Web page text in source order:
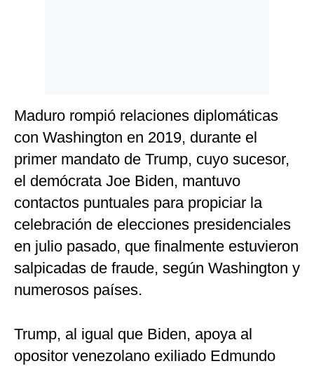
Maduro rompió relaciones diplomáticas
con Washington en 2019, durante el
primer mandato de Trump, cuyo sucesor,
el demócrata Joe Biden, mantuvo
contactos puntuales para propiciar la
celebración de elecciones presidenciales
en julio pasado, que finalmente estuvieron
salpicadas de fraude, según Washington y
numerosos países.
Trump, al igual que Biden, apoya al
opositor venezolano exiliado Edmundo